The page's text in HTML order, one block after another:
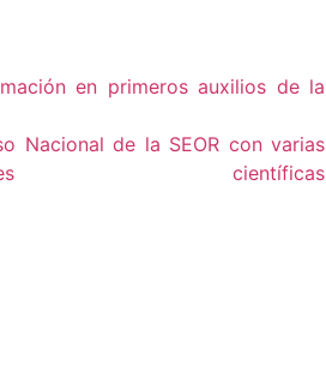
en primeros auxilios de la
Nacional de la SEOR con varias
científicas